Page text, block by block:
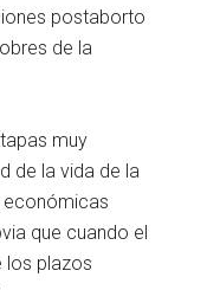
postaborto
de la
muy
de la vida de la
económicas
que cuando el
los plazos